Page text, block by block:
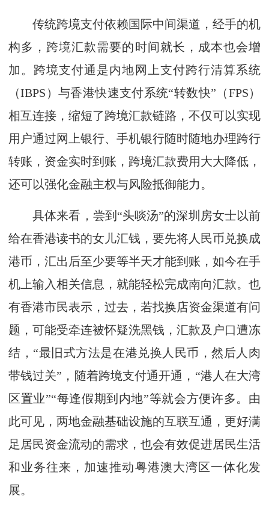
传统跨境支付依赖国际中间渠道，经手的机
构多，跨境汇款需要的时间就长，成本也会增
加。跨境支付通是内地网上支付跨行清算系统
（IBPS）与香港快速支付系统“转数快”（FPS）
相互连接，缩短了跨境汇款链路，不仅可以实现
用户通过网上银行、手机银行随时随地办理跨行
转账，资金实时到账，跨境汇款费用大大降低，
还可以强化金融主权与风险抵御能力。
具体来看，尝到“头啖汤”的深圳房女士以前
给在香港读书的女儿汇钱，要先将人民币兑换成
港币，汇出后至少要等半天才能到账，如今在手
机上输入相关信息，就能轻松完成南向汇款。也
有香港市民表示，过去，若找换店资金渠道有问
题，可能受牵连被怀疑洗黑钱，汇款及户口遭冻
结，“最旧式方法是在港兑换人民币，然后人肉
带钱过关”，随着跨境支付通开通，“港人在大湾
区置业”“每逢假期到内地”等就会方便许多。由
此可见，两地金融基础设施的互联互通，更好满
足居民资金流动的需求，也会有效促进居民生活
和业务往来，加速推动粤港澳大湾区一体化发
展。